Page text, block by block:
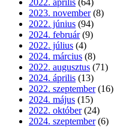
2022. április (64)
2023. november (8)
2022. június (94)
2024. február (9)
2022. július (4)
2024. március (8)
2022. augusztus (71)
2024. április (13)
2022. szeptember (16)
2024. május (15)
2022. október (24)
2024. szeptember (6)